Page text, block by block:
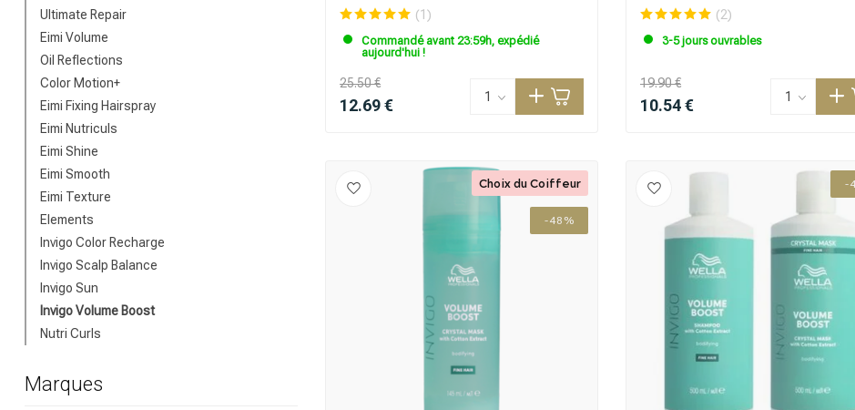
Quelle catégorie recherchez-vous?
Ultimate Repair
Eimi Volume
Oil Reflections
Color Motion+
Eimi Fixing Hairspray
Eimi Nutriculs
Eimi Shine
Eimi Smooth
Eimi Texture
Elements
Invigo Color Recharge
Invigo Scalp Balance
Invigo Sun
Invigo Volume Boost
Nutri Curls
Marques
(1)
Commandé avant 23:59h, expédié
aujourd'hui !
25.50 €
12.69 €
(2)
3-5 jours ouvrables
19.90 €
10.54 €
-48%
Choix du Coiffeur -